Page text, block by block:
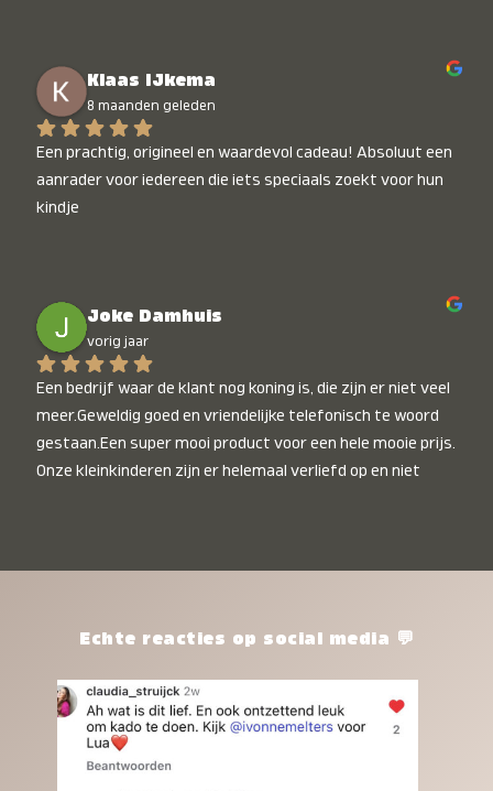
Klaas IJkema
8 maanden geleden
Een prachtig, origineel en waardevol cadeau! Absoluut een
aanrader voor iedereen die iets speciaals zoekt voor hun
kindje
Joke Damhuis
vorig jaar
Een bedrijf waar de klant nog koning is, die zijn er niet veel
meer.Geweldig goed en vriendelijke telefonisch te woord
gestaan.Een super mooi product voor een hele mooie prijs.
Onze kleinkinderen zijn er helemaal verliefd op en niet
het waard.Echte reacties op social media 💬